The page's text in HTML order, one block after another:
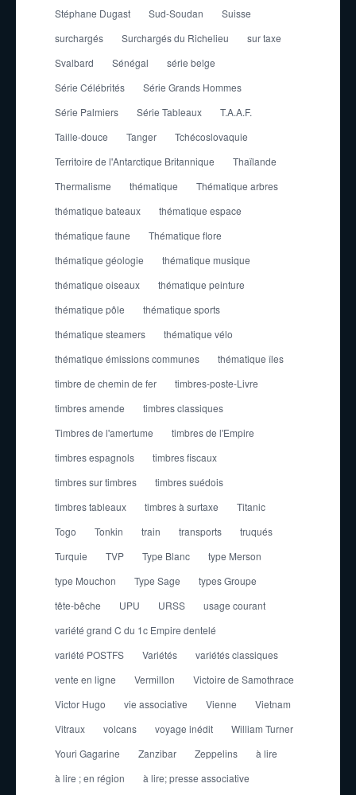
Stéphane Dugast
Sud-Soudan
Suisse
surchargés
Surchargés du Richelieu
sur taxe
Svalbard
Sénégal
série belge
Série Célébrités
Série Grands Hommes
Série Palmiers
Série Tableaux
T.A.A.F.
Taille-douce
Tanger
Tchécoslovaquie
Territoire de l'Antarctique Britannique
Thaïlande
Thermalisme
thématique
Thématique arbres
thématique bateaux
thématique espace
thématique faune
Thématique flore
thématique géologie
thématique musique
thématique oiseaux
thématique peinture
thématique pôle
thématique sports
thématique steamers
thématique vélo
thématique émissions communes
thématique îles
timbre de chemin de fer
timbres-poste-Livre
timbres amende
timbres classiques
Timbres de l'amertume
timbres de l'Empire
timbres espagnols
timbres fiscaux
timbres sur timbres
timbres suédois
timbres tableaux
timbres à surtaxe
Titanic
Togo
Tonkin train transports
truqués
Turquie
TVP Type Blanc
type Merson
type Mouchon
Type Sage
types Groupe
tête-bêche
UPU URSS
usage courant
variété grand C du 1c Empire dentelé
variété POSTFS
Variétés
variétés classiques
vente en ligne
Vermillon
Victoire de Samothrace
Victor Hugo
vie associative Vienne
Vietnam
Vitraux
volcans voyage inédit
William Turner
Youri Gagarine
Zanzibar Zeppelins
à lire
à lire ; en région
à lire; presse associative